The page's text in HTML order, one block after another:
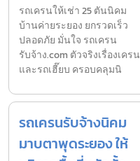
รถเครนให้เช่า 25 ตันนิคม
บ้านค่ายระยอง ยกรวดเร็ว
ปลอดภัย มั่นใจ รถเครน
รับจ้าง.com ตัวจริงเรื่องเครน
และรถเฮี๊ยบ ครอบคลุมนิ
รถเครนรับจ้างนิคม
มาบตาพุดระยอง ให้